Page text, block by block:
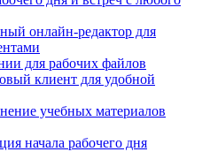
онлайн-редактор для
для рабочих файлов
клиент для удобной
учебных материалов
начала рабочего дня